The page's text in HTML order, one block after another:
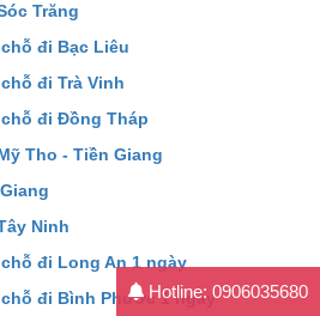
Hotline: 0906035680
Trăng
đi Bạc Liêu
đi Trà Vinh
đi Đồng Tháp
Tho - Tiền Giang
Ninh
đi Long An 1 ngày
đi Bình Phước 1 ngày